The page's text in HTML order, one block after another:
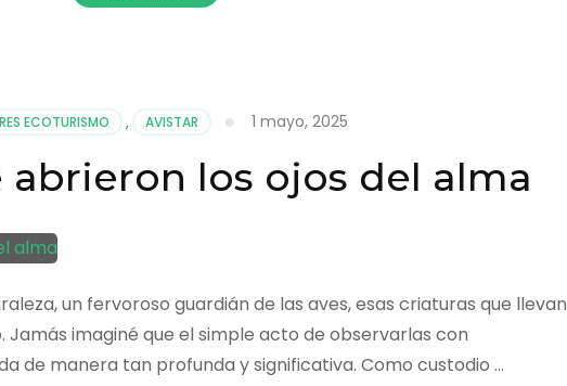
ECOTURISMO , AVISTAR 1 mayo, 2025
abrieron los ojos del alma
un fervoroso guardián de las aves, esas criaturas que llevan
Jamás imaginé que el simple acto de observarlas con
de manera tan profunda y significativa. Como custodio …